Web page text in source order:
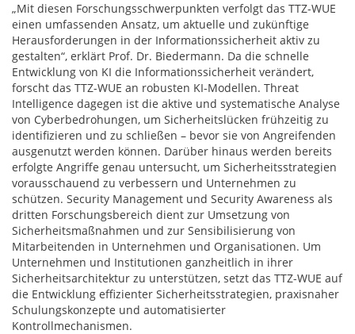
„Mit diesen Forschungsschwerpunkten verfolgt das TTZ-WUE
einen umfassenden Ansatz, um aktuelle und zukünftige
Herausforderungen in der Informationssicherheit aktiv zu
gestalten“, erklärt Prof. Dr. Biedermann. Da die schnelle
Entwicklung von KI die Informationssicherheit verändert,
forscht das TTZ-WUE an robusten KI-Modellen. Threat
Intelligence dagegen ist die aktive und systematische Analyse
von Cyberbedrohungen, um Sicherheitslücken frühzeitig zu
identifizieren und zu schließen – bevor sie von Angreifenden
ausgenutzt werden können. Darüber hinaus werden bereits
erfolgte Angriffe genau untersucht, um Sicherheitsstrategien
vorausschauend zu verbessern und Unternehmen zu
schützen. Security Management und Security Awareness als
dritten Forschungsbereich dient zur Umsetzung von
Sicherheitsmaßnahmen und zur Sensibilisierung von
Mitarbeitenden in Unternehmen und Organisationen. Um
Unternehmen und Institutionen ganzheitlich in ihrer
Sicherheitsarchitektur zu unterstützen, setzt das TTZ-WUE auf
die Entwicklung effizienter Sicherheitsstrategien, praxisnaher
Schulungskonzepte und automatisierter
Kontrollmechanismen.